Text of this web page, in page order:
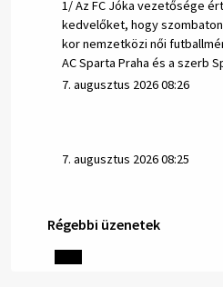
1/ Az FC Jóka vezetősége
kedvelőket, hogy szombaton
kor nemzetközi női
AC Sparta Praha és a szerb
7. augusztus 2026 08:26
7. augusztus 2026 08:25
Helyi közlemények:
1/ AZ IVÓVÍZ NEM MAGÁTÓL
Régebbi üzenetek